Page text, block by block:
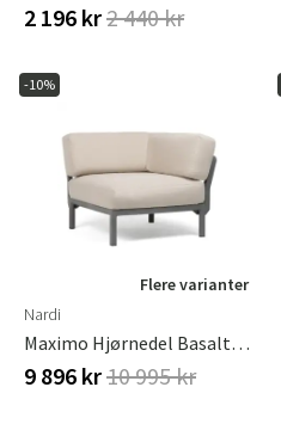
2 196 kr2 440 kr
-10%
Flere varianter
Nardi
Maximo Hjørnedel Basalto-Perla
9 896 kr10 995 kr